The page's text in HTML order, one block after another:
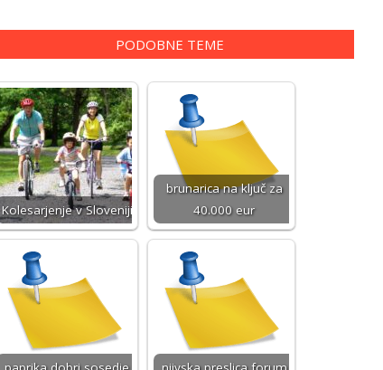
PODOBNE TEME
Kolesarjenje v Sloveniji
brunarica na ključ za
40.000 eur